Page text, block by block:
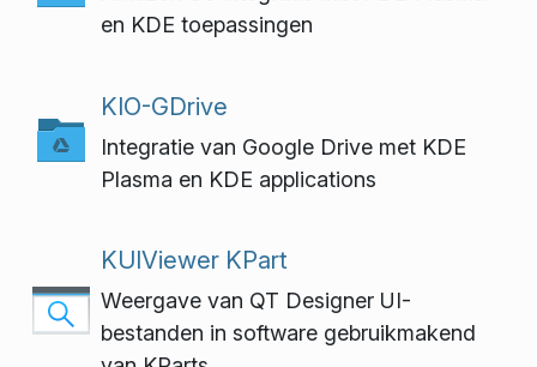
en KDE toepassingen
KIO-GDrive
Integratie van Google Drive met KDE
Plasma en KDE applications
KUIViewer KPart
Weergave van QT Designer UI-
bestanden in software gebruikmakend